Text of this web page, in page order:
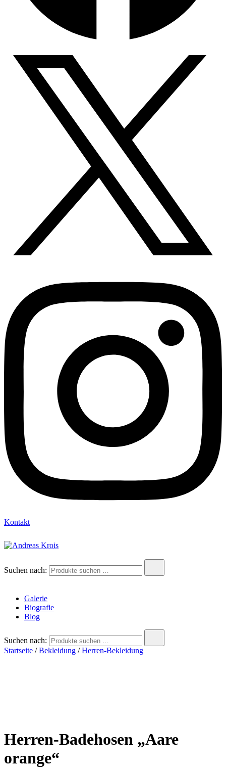
Kontakt
Suchen nach:
Galerie
Biografie
Blog
Suchen nach:
Startseite /Bekleidung /Herren-Bekleidung
Herren-Badehosen „Aare
orange“